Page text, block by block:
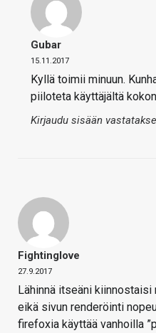
Gubar
15.11.2017
Kyllä toimii minuun.
piiloteta käyttäjältä
Kirjaudu sisään
Fightinglove
27.9.2017
Lähinnä itseäni kiinnostaisi
eikä sivun renderöinti
firefoxia käyttää vanhoilla